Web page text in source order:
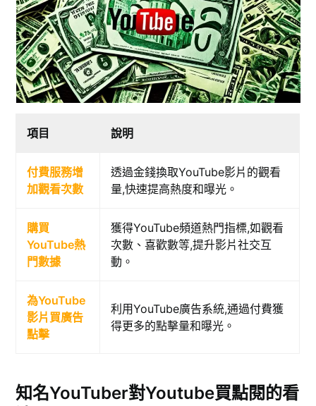
項目 說明
付費服務增
加觀看次數
透過金錢換取YouTube影片的觀看
量,快速提高熱度和曝光。
購買
YouTube熱
門數據
獲得YouTube頻道熱門指標,如觀看
次數、喜歡數等,提升影片社交互
動。
為YouTube
影片買廣告
點擊
利用YouTube廣告系統,通過付費獲
得更多的點擊量和曝光。
知名YouTuber對Youtube買點閱的看